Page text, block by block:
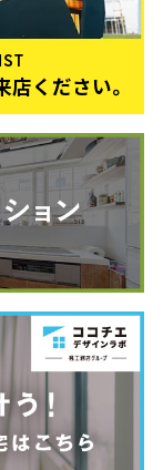
ください。